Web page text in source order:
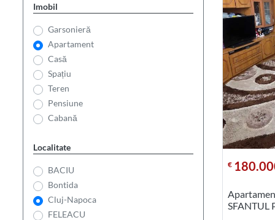
Imobil
Garsonieră
Apartament
Casă
Spațiu
Teren
Pensiune
Cabană
Localitate
BACIU
Bontida
Cluj-Napoca
FELEACU
€
SFANTUL